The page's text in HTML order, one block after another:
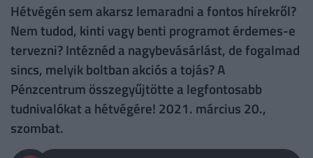
Hétvégén sem akarsz lemaradni a fontos hírekről?
Nem tudod, kinti vagy benti programot érdemes-e
tervezni? Intéznéd a nagybevásárlást, de fogalmad
sincs, melyik boltban akciós a tojás? A
Pénzcentrum összegyűjtötte a legfontosabb
tudnivalókat a hétvégére! 2021. március 20.,
szombat.